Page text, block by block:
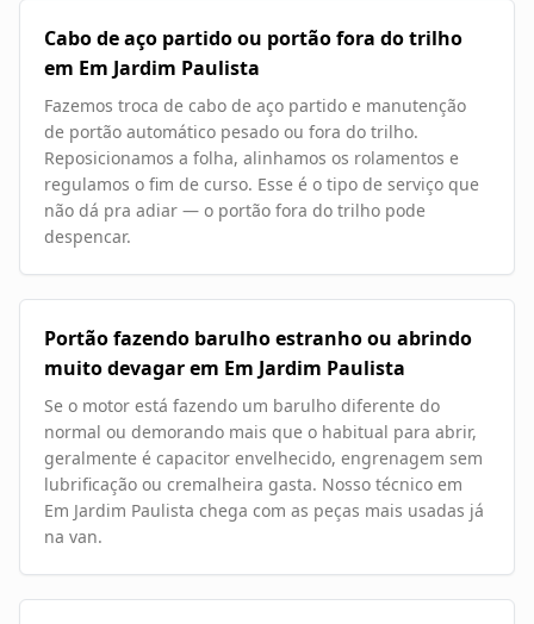
Cabo de aço partido ou portão fora do trilho
em Em Jardim Paulista
Fazemos troca de cabo de aço partido e manutenção
de portão automático pesado ou fora do trilho.
Reposicionamos a folha, alinhamos os rolamentos e
regulamos o fim de curso. Esse é o tipo de serviço que
não dá pra adiar — o portão fora do trilho pode
despencar.
Portão fazendo barulho estranho ou abrindo
muito devagar em Em Jardim Paulista
Se o motor está fazendo um barulho diferente do
normal ou demorando mais que o habitual para abrir,
geralmente é capacitor envelhecido, engrenagem sem
lubrificação ou cremalheira gasta. Nosso técnico em
Em Jardim Paulista chega com as peças mais usadas já
na van.